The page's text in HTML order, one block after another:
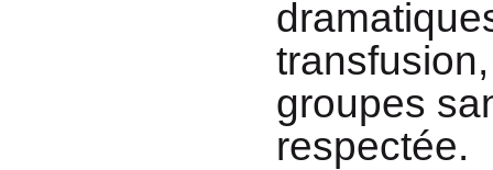
groupes
respectée.